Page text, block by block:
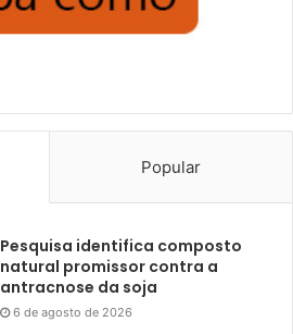
Popular
Pesquisa identifica composto
natural promissor contra a
antracnose da soja
6 de agosto de 2026